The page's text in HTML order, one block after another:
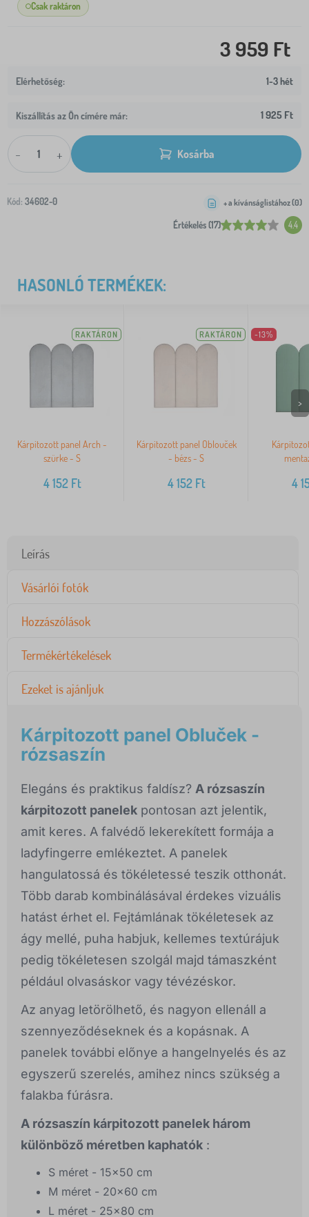
Csak raktáron
3 959 Ft
1-3 hét
Kiszállítás az Ön címére már: 1 925 Ft
- + Kosárba
Kód: 34602-0
Értékelés (17) 4.4
+ a kívánságlistához (0)
HASONLÓ TERMÉKEK:
RAKTÁRON
Kárpitozott panel Arch -
szürke - S
4 152Ft
RAKTÁRON
Kárpitozott panel Oblouček
- bézs - S
4 152Ft
-13%
4
>
Leírás
Vásárlói fotók
Hozzászólások
Termékértékelések
Ezeket is ajánljuk
Kárpitozott panel Obluček -
rózsaszín
Elegáns és praktikus faldísz? A rózsaszín
kárpitozott panelek pontosan azt jelentik,
amit keres. A falvédő lekerekített formája a
ladyfingerre emlékeztet. A panelek
hangulatossá és tökéletessé teszik otthonát.
Több darab kombinálásával érdekes vizuális
hatást érhet el. Fejtámlának tökéletesek az
ágy mellé, puha habjuk, kellemes textúrájuk
pedig tökéletesen szolgál majd támaszként
például olvasáskor vagy tévézéskor.
Az anyag letörölhető, és nagyon ellenáll a
szennyeződéseknek és a kopásnak. A
panelek további előnye a hangelnyelés és az
egyszerű szerelés, amihez nincs szükség a
falakba fúrásra.
A rózsaszín kárpitozott panelek három
különböző méretben kaphatók :
S méret - 15x50 cm
M méret - 20x60 cm
L méret - 25x80 cm